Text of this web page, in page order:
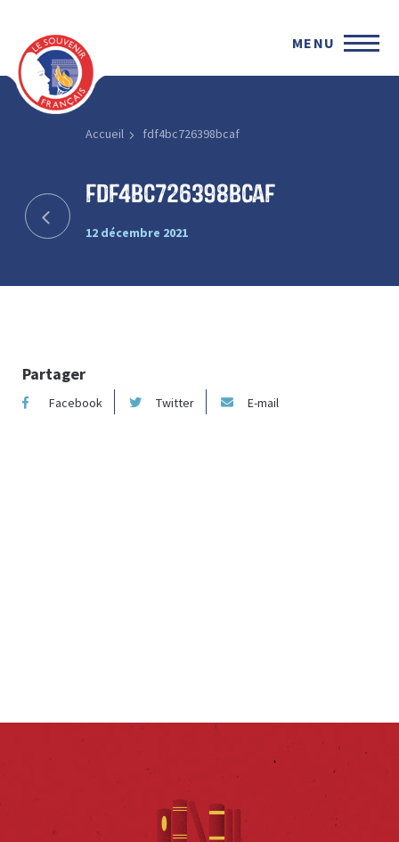
MENU
Accueil fdf4bc726398bcaf
fdf4bc726398bcaf
12 décembre 2021
Partager
Facebook Twitter E-mail